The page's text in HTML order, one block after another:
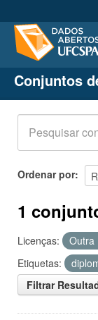
Conjuntos de
Organizações
Grupos
Sobre
Conjuntos
Ordenar por
1
Licenças: Outra
Etiquetas:
Filtrar